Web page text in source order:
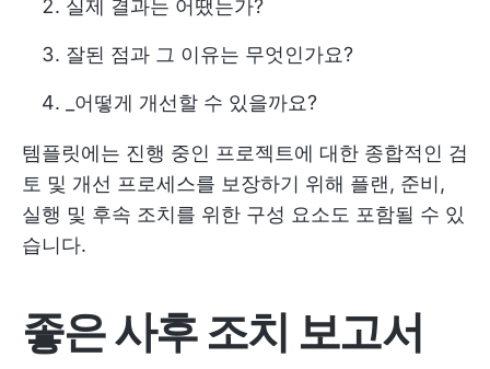
실제 결과는 어땠는가?
잘된 점과 그 이유는 무엇인가요?
_어떻게 개선할 수 있을까요?
템플릿에는 진행 중인 프로젝트에 대한 종합적인 검
토 및 개선 프로세스를 보장하기 위해 플랜, 준비,
실행 및 후속 조치를 위한 구성 요소도 포함될 수 있
습니다.
좋은 사후 조치 보고서